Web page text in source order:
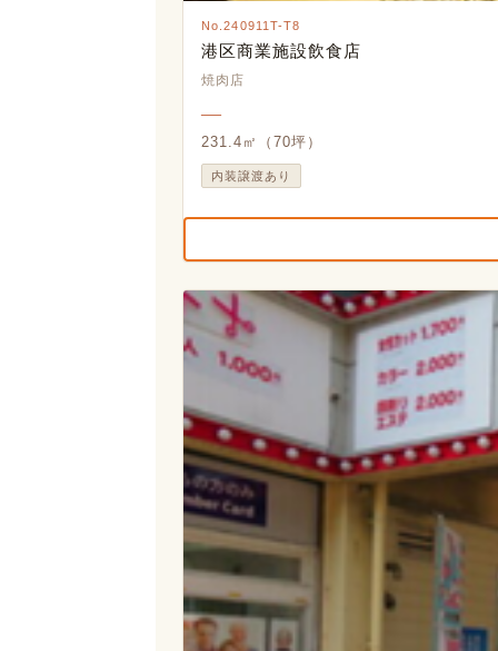
No.240911T-T8
港区商業施設飲食店
焼肉店
―
231.4㎡（70坪）
内装譲渡あり